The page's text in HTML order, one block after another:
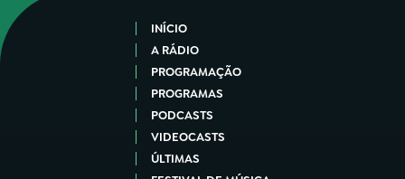
INÍCIO
A RÁDIO
PROGRAMAÇÃO
PROGRAMAS
PODCASTS
VIDEOCASTS
ÚLTIMAS